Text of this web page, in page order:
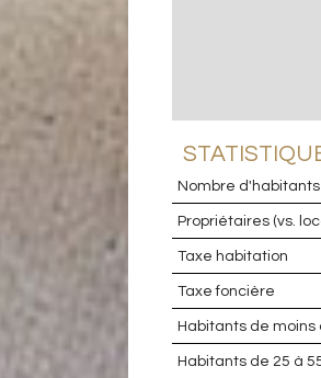
Nombre d'habitants
Propriétaires (vs.
Taxe habitation
Taxe foncière
Habitants de moins
Habitants de 25 à